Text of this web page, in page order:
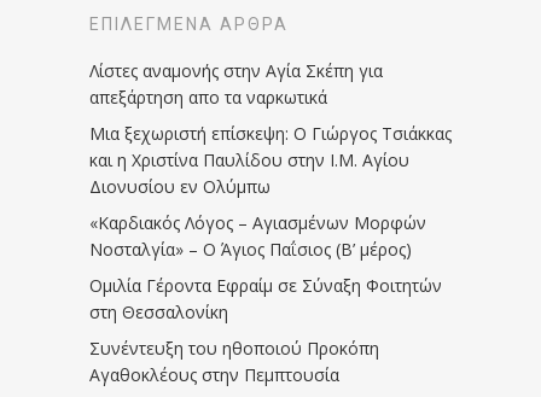
ΕΠΙΛΕΓΜΈΝΑ ΆΡΘΡΑ
Λίστες αναμονής στην Αγία Σκέπη για
απεξάρτηση απο τα ναρκωτικά
Μια ξεχωριστή επίσκεψη: Ο Γιώργος Τσιάκκας
και η Χριστίνα Παυλίδου στην Ι.Μ. Αγίου
Διονυσίου εν Ολύμπω
«Καρδιακός Λόγος – Αγιασμένων Μορφών
Νοσταλγία» – Ο Άγιος Παΐσιος (Β’ μέρος)
Ομιλία Γέροντα Εφραίμ σε Σύναξη Φοιτητών
στη Θεσσαλονίκη
Συνέντευξη του ηθοποιού Προκόπη
Αγαθοκλέους στην Πεμπτουσία